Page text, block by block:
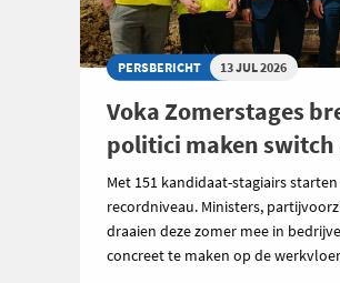
PERSBERICHT 13 JUL 2026
Voka Zomerstages
politici maken switch
Met 151 kandidaat-stagiairs
recordniveau. Ministers,
draaien deze zomer mee in
concreet te maken op de